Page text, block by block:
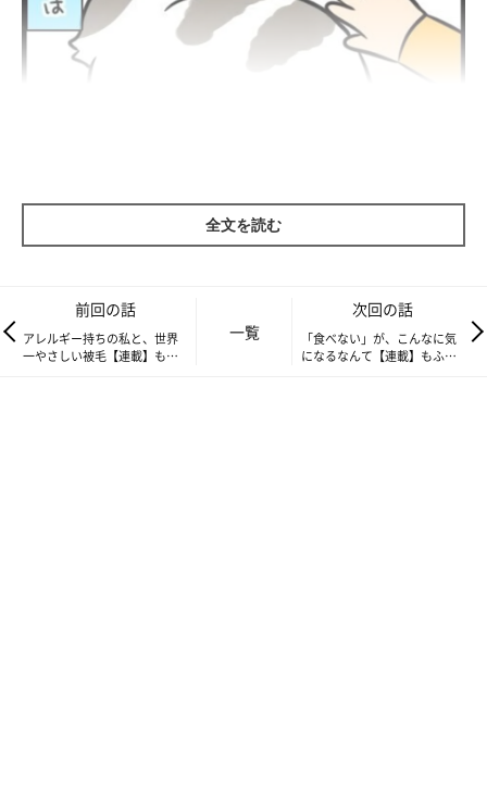
全文を読む
前回の話
アレルギー持ちの私と、世界
一やさしい被毛【連載】もふ
一覧
次回の話
「食べない」が、こんなに気
になるなんて【連載】もふも